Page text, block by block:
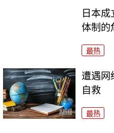
日本
体制的
最热
遭遇网
自救
最热